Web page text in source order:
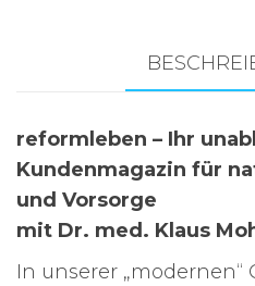
reformleben – Ihr
Kundenmagazin für
und Vorsorge
mit Dr. med. Klaus
In unserer